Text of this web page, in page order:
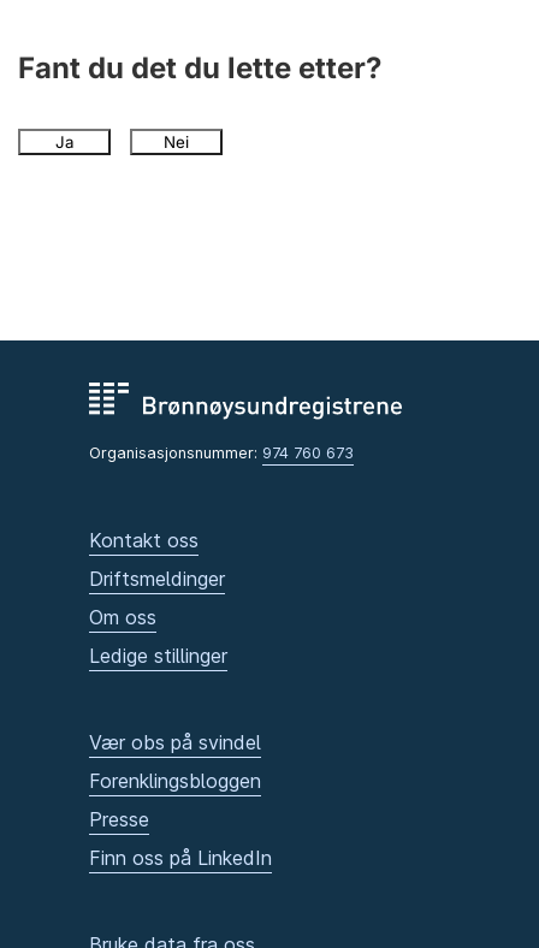
Fant du det du lette etter?
Ja Nei
Organisasjonsnummer: 974 760 673
Kontakt oss
Driftsmeldinger
Om oss
Ledige stillinger
Vær obs på svindel
Forenklingsbloggen
Presse
Finn oss på LinkedIn